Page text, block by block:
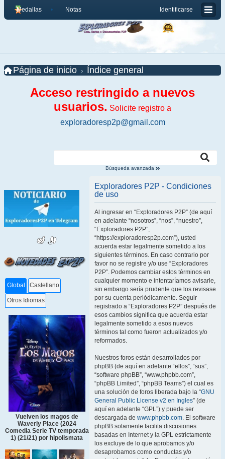
Identificarse
Medallas Notas
Página de inicio Índice general
Acceso restringido a nuevos
usuarios. Solicite registro a
exploradoresp2p@gmail.com
Búsqueda avanzada
Global Castellano
Otros Idiomas
Vuelven los magos de
Waverly Place (2024
Comedia Serie TV temporada
1) (21/21) por hipolismata
Exploradores P2P - Condiciones
de uso
Al ingresar en “Exploradores P2P” (de aquí
en adelante “nosotros”, “nos”, “nuestro”,
“Exploradores P2P”,
“https://exploradoresp2p.com”), usted
acuerda estar legalmente sometido a los
siguientes términos. En caso contrario por
favor no se registre y/o use “Exploradores
P2P”. Podemos cambiar estos términos en
cualquier momento e intentaríamos avisarle,
sin embargo sería prudente que los revisase
por su cuenta periódicamente. Seguir
registrado a “Exploradores P2P” después de
esos cambios significa que acuerda estar
legalmente sometido a esos nuevos
términos tal como fueron actualizados y/o
reformados.
Nuestros foros están desarrollados por
phpBB (de aquí en adelante “ellos”, “sus”,
“software phpBB”, “www.phpbb.com”,
“phpBB Limited”, “phpBB Teams”) el cual es
una solución de foros liberada bajo la “GNU
General Public License v2 en Ingles” (de
aquí en adelante “GPL”) y puede ser
descargada de www.phpbb.com. El software
phpBB solamente facilita discusiones
basadas en Internet y la GPL estrictamente
los excluye de lo que aprobamos y/o
desaprobamos como conductas y/o